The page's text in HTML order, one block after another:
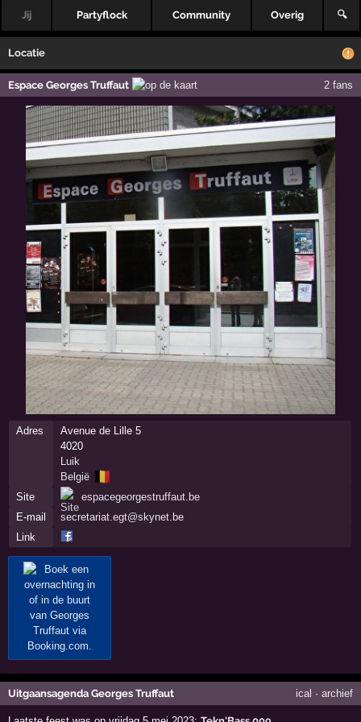
Jij Partyflock Community Overig 🔍
Locatie
Espace Georges Truffaut 2 fans
Adres
Avenue de Lille 5
4020
Luik
België 🇧🇪
Site
espacegeorgestruffaut.be
E-mail
secretariat.egt@skynet.be
Link
Uitgaansagenda Georges Truffaut ical · archief